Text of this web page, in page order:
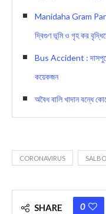
Manidaha Gram
দ্বিগুণ ভূমি ও গৃহ কর
Bus Accident : দাসপুরে
কয়েকজন
অবৈধ বালি খাদান বন্ধে
CORONAVIRUS
SHARE 0